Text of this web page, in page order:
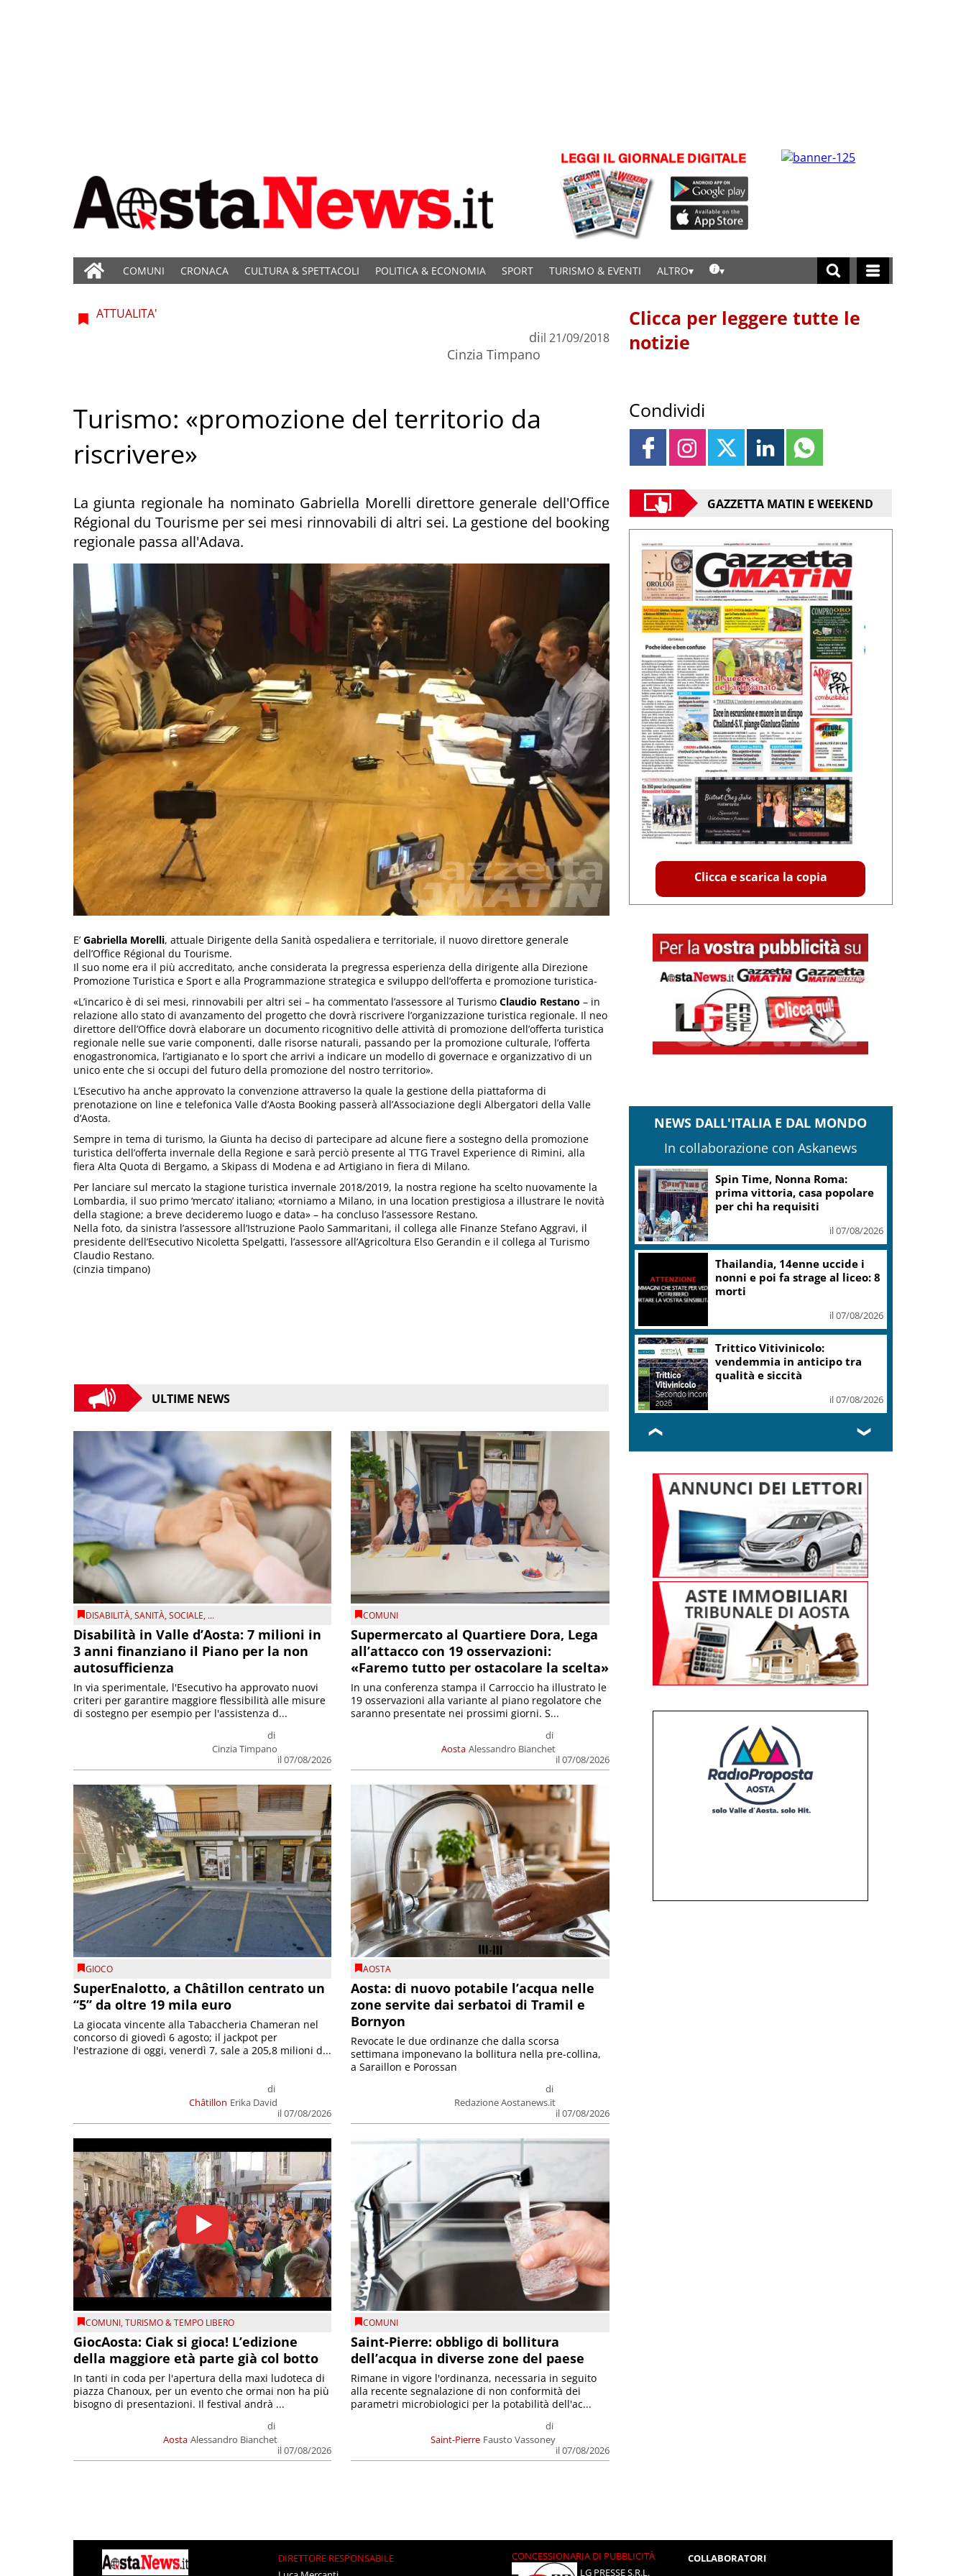
COMUNI CRONACA CULTURA & SPETTACOLI POLITICA & ECONOMIA SPORT TURISMO & EVENTI ALTRO
ATTUALITA'
di
Cinzia Timpano
il 21/09/2018
Turismo: «promozione del territorio da
riscrivere»
La giunta regionale ha nominato Gabriella Morelli direttore generale dell'Office
Régional du Tourisme per sei mesi rinnovabili di altri sei. La gestione del booking
regionale passa all'Adava.
E’ Gabriella Morelli, attuale Dirigente della Sanità ospedaliera e territoriale, il nuovo direttore generale
dell’Office Régional du Tourisme.
Il suo nome era il più accreditato, anche considerata la pregressa esperienza della dirigente alla Direzione
Promozione Turistica e Sport e alla Programmazione strategica e sviluppo dell’offerta e promozione turistica-
«L’incarico è di sei mesi, rinnovabili per altri sei – ha commentato l’assessore al Turismo Claudio Restano – in
relazione allo stato di avanzamento del progetto che dovrà riscrivere l’organizzazione turistica regionale. Il neo
direttore dell’Office dovrà elaborare un documento ricognitivo delle attività di promozione dell’offerta turistica
regionale nelle sue varie componenti, dalle risorse naturali, passando per la promozione culturale, l’offerta
enogastronomica, l’artigianato e lo sport che arrivi a indicare un modello di governace e organizzativo di un
unico ente che si occupi del futuro della promozione del nostro territorio».
L’Esecutivo ha anche approvato la convenzione attraverso la quale la gestione della piattaforma di
prenotazione on line e telefonica Valle d’Aosta Booking passerà all’Associazione degli Albergatori della Valle
d’Aosta.
Sempre in tema di turismo, la Giunta ha deciso di partecipare ad alcune fiere a sostegno della promozione
turistica dell’offerta invernale della Regione e sarà perciò presente al TTG Travel Experience di Rimini, alla
fiera Alta Quota di Bergamo, a Skipass di Modena e ad Artigiano in fiera di Milano.
Per lanciare sul mercato la stagione turistica invernale 2018/2019, la nostra regione ha scelto nuovamente la
Lombardia, il suo primo ‘mercato’ italiano; «torniamo a Milano, in una location prestigiosa a illustrare le novità
della stagione; a breve decideremo luogo e data» – ha concluso l’assessore Restano.
Nella foto, da sinistra l’assessore all’Istruzione Paolo Sammaritani, il collega alle Finanze Stefano Aggravi, il
presidente dell’Esecutivo Nicoletta Spelgatti, l’assessore all’Agricoltura Elso Gerandin e il collega al Turismo
Claudio Restano.
(cinzia timpano)
ULTIME NEWS
DISABILITÀ,SANITÀ,SOCIALE, ...
Disabilità in Valle d’Aosta: 7 milioni in
3 anni finanziano il Piano per la non
autosufficienza
di
Cinzia Timpano
il 07/08/2026
In via sperimentale, l'Esecutivo ha approvato nuovi
criteri per garantire maggiore flessibilità alle misure
di sostegno per esempio per l'assistenza d...
COMUNI
Supermercato al Quartiere Dora, Lega
all’attacco con 19 osservazioni:
«Faremo tutto per ostacolare la scelta»
Aosta
di
Alessandro Bianchet
il 07/08/2026
In una conferenza stampa il Carroccio ha illustrato le
19 osservazioni alla variante al piano regolatore che
saranno presentate nei prossimi giorni. S...
GIOCO
SuperEnalotto, a Châtillon centrato un
“5” da oltre 19 mila euro
Châtillon
di
Erika David
il 07/08/2026
La giocata vincente alla Tabaccheria Chameran nel
concorso di giovedì 6 agosto; il jackpot per
l'estrazione di oggi, venerdì 7, sale a 205,8 milioni d...
AOSTA
Aosta: di nuovo potabile l’acqua nelle
zone servite dai serbatoi di Tramil e
Bornyon
di
Redazione Aostanews.it
il 07/08/2026
Revocate le due ordinanze che dalla scorsa
settimana imponevano la bollitura nella pre-collina,
a Saraillon e Porossan
COMUNI,TURISMO & TEMPO LIBERO
GiocAosta: Ciak si gioca! L’edizione
della maggiore età parte già col botto
Aosta
di
Alessandro Bianchet
il 07/08/2026
In tanti in coda per l'apertura della maxi ludoteca di
piazza Chanoux, per un evento che ormai non ha più
bisogno di presentazioni. Il festival andrà ...
COMUNI
Saint-Pierre: obbligo di bollitura
dell’acqua in diverse zone del paese
Saint-Pierre
di
Fausto Vassoney
il 07/08/2026
Rimane in vigore l'ordinanza, necessaria in seguito
alla recente segnalazione di non conformità dei
parametri microbiologici per la potabilità dell'ac...
Clicca per leggere tutte le
notizie
Condividi
GAZZETTA MATIN E WEEKEND
Clicca e scarica la copia
NEWS DALL'ITALIA E DAL MONDO
In collaborazione con Askanews
Spin Time, Nonna Roma:
prima vittoria, casa popolare
per chi ha requisiti
il 07/08/2026
Thailandia, 14enne uccide i
nonni e poi fa strage al liceo: 8
morti
il 07/08/2026
Trittico Vitivinicolo:
vendemmia in anticipo tra
qualità e siccità
il 07/08/2026
❮ ❯
DIRETTORE RESPONSABILE
CONCESSIONARIA DI PUBBLICITÀ
LG PRESSE S.R.L.
COLLABORATORI